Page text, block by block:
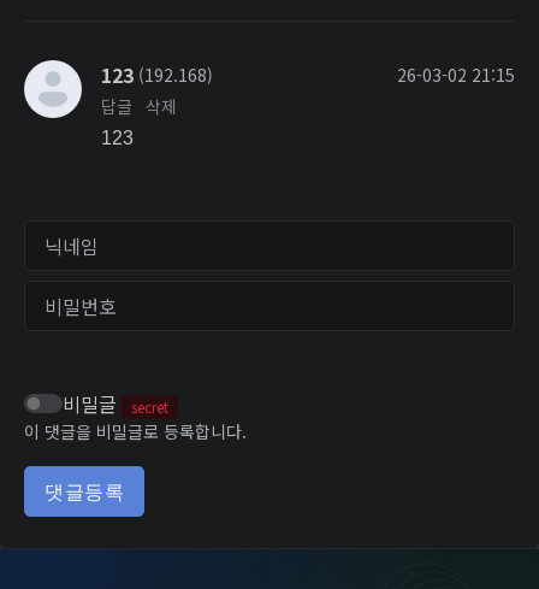
123 (192.168)
26-03-02 21:15
답글 삭제
123
닉네임
비밀번호
비밀글 secret
이 댓글을 비밀글로 등록합니다.
댓글등록